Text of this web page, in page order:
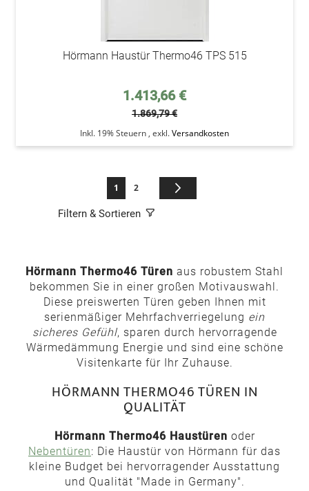
Hörmann Haustür Thermo46 TPS 515
Sonderpreis
1.413,66 €
1.869,79 €
Inkl. 19% Steuern , exkl.Versandkosten
Seite
Sie lesen gerade die Seite
1 Seite
2
Filtern & Sortieren
Hörmann Thermo46 Türen aus robustem Stahl
bekommen Sie in einer großen Motivauswahl.
Diese preiswerten Türen geben Ihnen mit
serienmäßiger Mehrfachverriegelung ein
sicheres Gefühl, sparen durch hervorragende
Wärmedämmung Energie und sind eine schöne
Visitenkarte für Ihr Zuhause.
HÖRMANN THERMO46 TÜREN IN
QUALITÄT
Hörmann Thermo46 Haustüren oder
Nebentüren: Die Haustür von Hörmann für das
kleine Budget bei hervorragender Ausstattung
und Qualität "Made in Germany".